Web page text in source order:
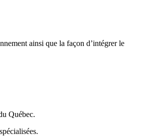
ainsi que la façon d’intégrer le
Québec.